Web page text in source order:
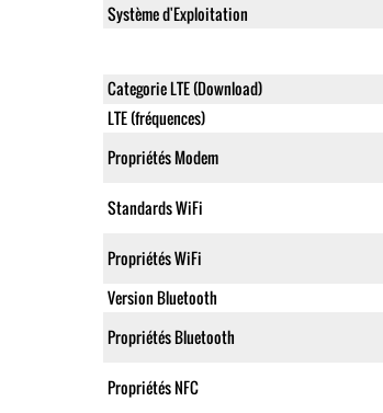
Système d'Exploitation
Categorie LTE (Download)
LTE (fréquences)
Propriétés Modem
Standards WiFi
Propriétés WiFi
Version Bluetooth
Propriétés Bluetooth
Propriétés NFC